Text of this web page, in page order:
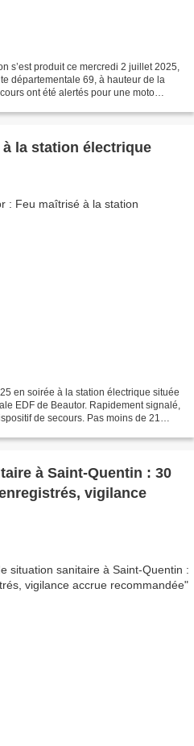
s’est produit ce mercredi 2 juillet 2025,
départementale 69, à hauteur de la
ont été alertés pour une moto
la station électrique
en soirée à la station électrique située
EDF de Beautor. Rapidement signalé,
de secours. Pas moins de 21
à Saint-Quentin : 30
vigilance